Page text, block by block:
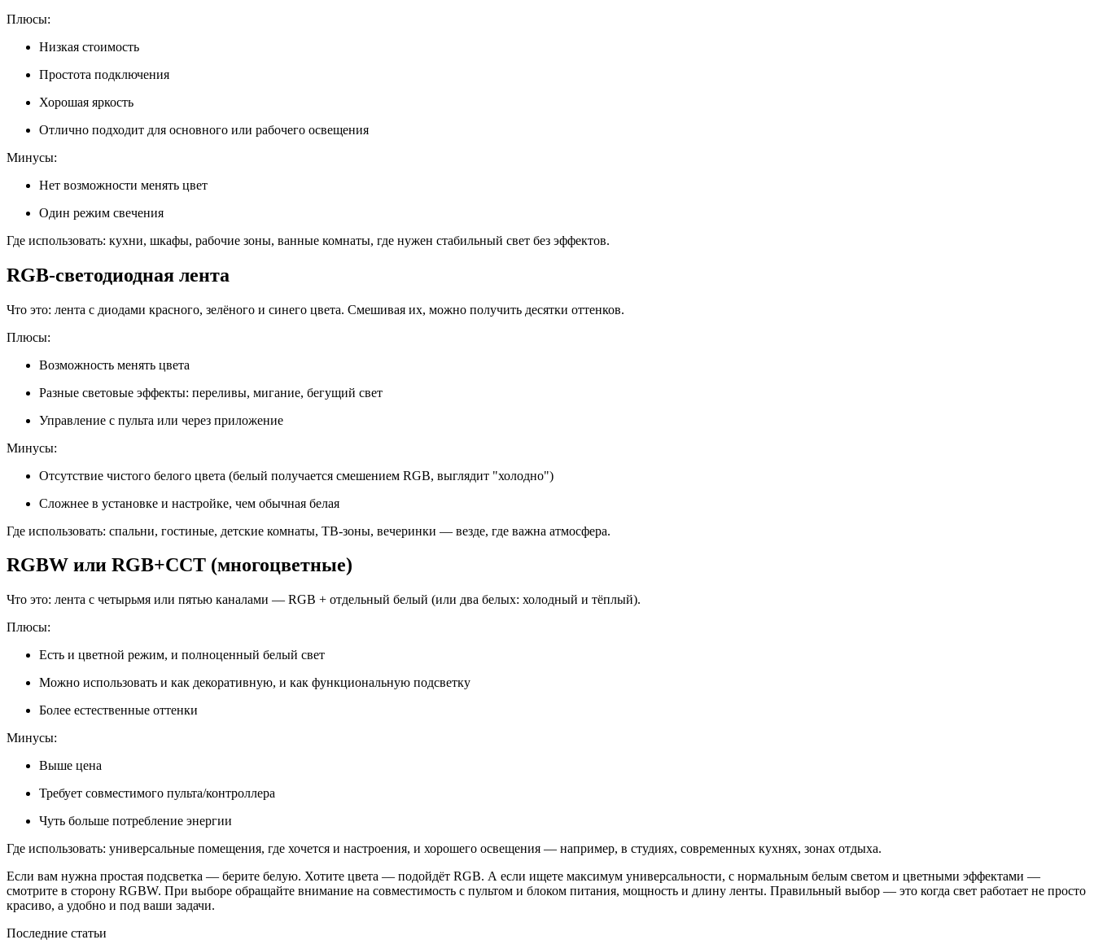
Плюсы:
Низкая стоимость
Простота подключения
Хорошая яркость
Отлично подходит для основного или рабочего освещения
Минусы:
Нет возможности менять цвет
Один режим свечения
Где использовать: кухни, шкафы, рабочие зоны, ванные комнаты, где нужен стабильный свет без эффектов.
RGB-светодиодная лента
Что это: лента с диодами красного, зелёного и синего цвета. Смешивая их, можно получить десятки оттенков.
Плюсы:
Возможность менять цвета
Разные световые эффекты: переливы, мигание, бегущий свет
Управление с пульта или через приложение
Минусы:
Отсутствие чистого белого цвета (белый получается смешением RGB, выглядит "холодно")
Сложнее в установке и настройке, чем обычная белая
Где использовать: спальни, гостиные, детские комнаты, ТВ-зоны, вечеринки — везде, где важна атмосфера.
RGBW или RGB+CCT (многоцветные)
Что это: лента с четырьмя или пятью каналами — RGB + отдельный белый (или два белых: холодный и тёплый).
Плюсы:
Есть и цветной режим, и полноценный белый свет
Можно использовать и как декоративную, и как функциональную подсветку
Более естественные оттенки
Минусы:
Выше цена
Требует совместимого пульта/контроллера
Чуть больше потребление энергии
Где использовать: универсальные помещения, где хочется и настроения, и хорошего освещения — например, в студиях, современных кухнях, зонах отдыха.
Если вам нужна простая подсветка — берите белую. Хотите цвета — подойдёт RGB. А если ищете максимум универсальности, с нормальным белым светом и цветными эффектами —
смотрите в сторону RGBW. При выборе обращайте внимание на совместимость с пультом и блоком питания, мощность и длину ленты. Правильный выбор — это когда свет работает не просто
красиво, а удобно и под ваши задачи.
Последние статьи